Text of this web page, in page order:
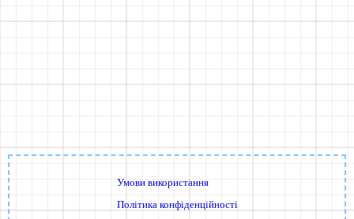
Умови використання
Політика конфіденційності